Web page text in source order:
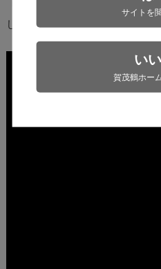
「ver1.0」以上に感じることの
した。
サイトを
い
賀茂鶴ホー